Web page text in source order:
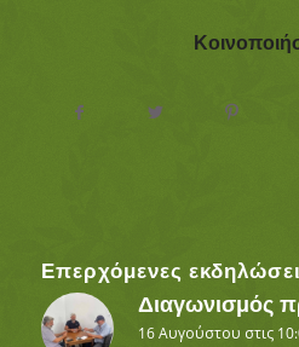
Επερχόμενες
Διαγωνισμός
16 Αυγούστου στις